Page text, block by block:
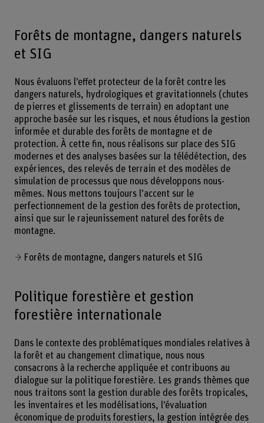
Forêts de montagne, dangers naturels
et SIG
Nous évaluons l’effet protecteur de la forêt contre les
dangers naturels, hydrologiques et gravitationnels (chutes
de pierres et glissements de terrain) en adoptant une
approche basée sur les risques, et nous étudions la gestion
informée et durable des forêts de montagne et de
protection. À cette fin, nous réalisons sur place des SIG
modernes et des analyses basées sur la télédétection, des
expériences, des relevés de terrain et des modèles de
simulation de processus que nous développons nous-
mêmes. Nous mettons toujours l’accent sur le
perfectionnement de la gestion des forêts de protection,
ainsi que sur le rajeunissement naturel des forêts de
montagne.
Forêts de montagne, dangers naturels et SIG
Politique forestière et gestion
forestière internationale
Dans le contexte des problématiques mondiales relatives à
la forêt et au changement climatique, nous nous
consacrons à la recherche appliquée et contribuons au
dialogue sur la politique forestière. Les grands thèmes que
nous traitons sont la gestion durable des forêts tropicales,
les inventaires et les modélisations, l’évaluation
économique de produits forestiers, la gestion intégrée des